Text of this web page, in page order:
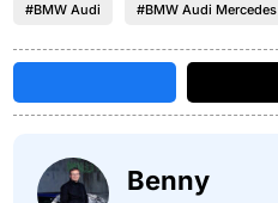
#BMW Audi #BMW Audi Mercedes
Benny